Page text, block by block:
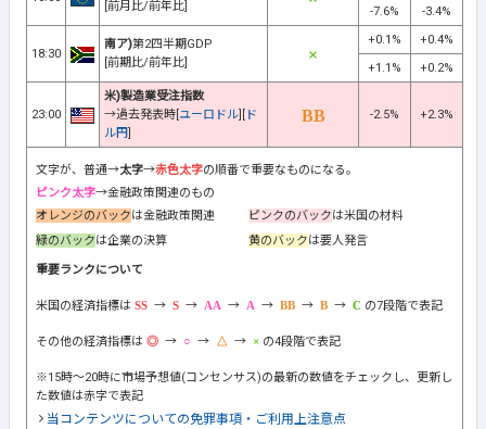
[前月比/前年比]
-7.6%
-3.4%
18:30
南ア)第2四半期GDP
[前期比/前年比]
+0.1%
+0.4%
+1.1%
+0.2%
23:00
米)製造業受注指数
→過去発表時[ ユーロドル
ド
ル円
-2.5% +2.3%
文字が、普通→太字→赤色太字の順番で重要なものになる。
ピンク太字→金融政策関連のもの
オレンジのバックは金融政策関連 ピンクのバックは米国の材料
緑のバックは企業の決算 黄のバックは要人発言
重要ランクについて
米国の経済指標は → → → → → → の7段階で表記
その他の経済指標は → → → の4段階で表記
※15時～20時に市場予想値(コンセンサス)の最新の数値をチェックし、更新し
た数値は赤字で表記
当コンテンツについての免罪事項・ご利用上注意点